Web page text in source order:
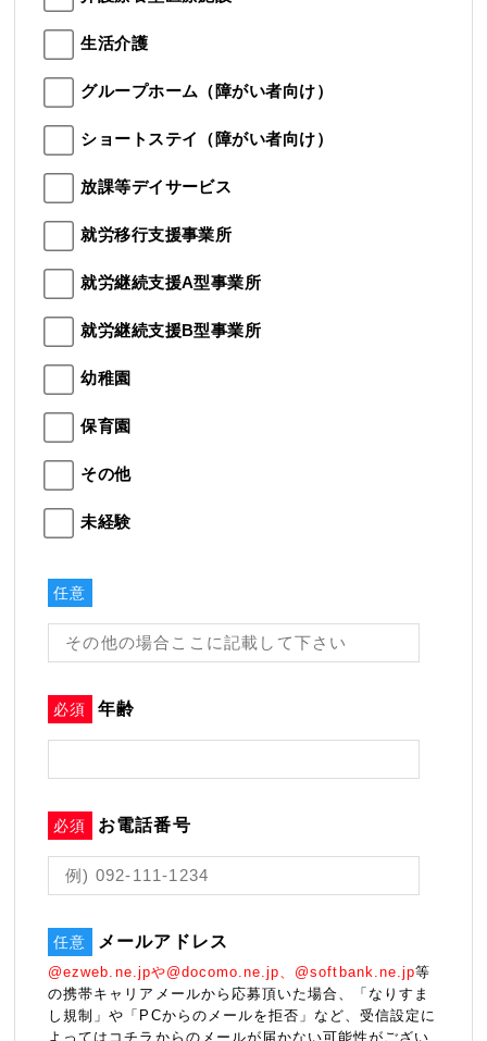
生活介護
グループホーム（障がい者向け）
ショートステイ（障がい者向け）
放課等デイサービス
就労移行支援事業所
就労継続支援A型事業所
就労継続支援B型事業所
幼稚園
保育園
その他
未経験
任意
必須 年齢
必須 お電話番号
任意 メールアドレス
@ezweb.ne.jpや@docomo.ne.jp、@softbank.ne.jp等
の携帯キャリアメールから応募頂いた場合、「なりすま
し規制」や「PCからのメールを拒否」など、受信設定に
よってはコチラからのメールが届かない可能性がござい